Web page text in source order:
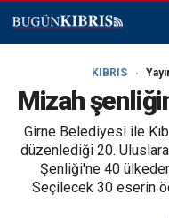
KIBRIS
Mizah
Girne Belediyesi ile
düzenlediği 20.
Şenliği'ne 40
Seçilecek 30 eserin